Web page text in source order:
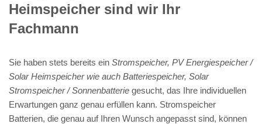
Heimspeicher sind wir Ihr
Fachmann
Sie haben stets bereits ein Stromspeicher, PV Energiespeicher /
Solar Heimspeicher wie auch Batteriespeicher, Solar
Stromspeicher / Sonnenbatterie gesucht, das Ihre individuellen
Erwartungen ganz genau erfüllen kann. Stromspeicher
Batterien, die genau auf Ihren Wunsch angepasst sind, können